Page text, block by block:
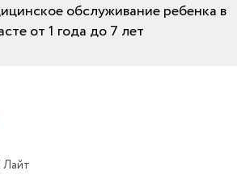
обслуживание ребенка в
от 1 года до 7 лет